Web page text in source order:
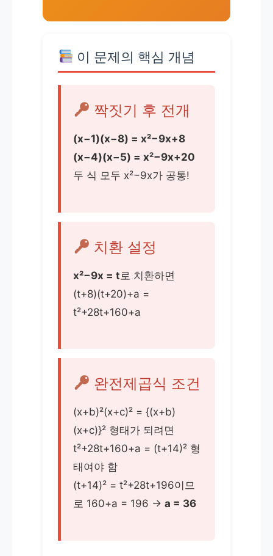
이 문제의 핵심 개념
짝짓기 후 전개
(x−1)(x−8) = x²−9x+8
(x−4)(x−5) = x²−9x+20
두 식 모두 x²−9x가 공통!
치환 설정
x²−9x = t 로 치환하면
(t+8)(t+20)+a =
t²+28t+160+a
완전제곱식 조건
(x+b)²(x+c)² = {(x+b)
(x+c)}² 형태가 되려면
t²+28t+160+a = (t+14)² 형
태여야 함
(t+14)² = t²+28t+196이므
로 160+a = 196 → a = 36